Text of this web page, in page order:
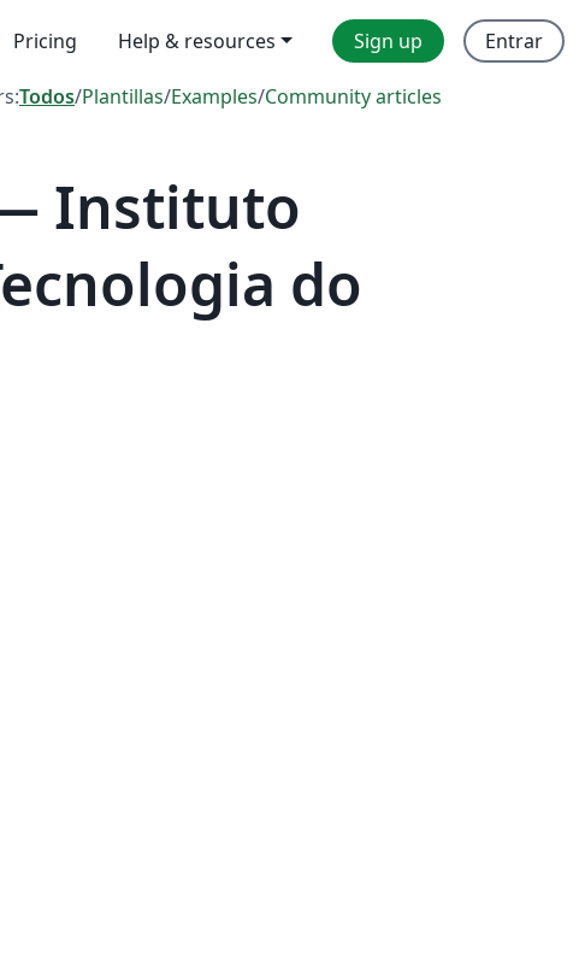
Pricing Help & resources Sign up Entrar
Todos/Plantillas/Examples/Community articles
Instituto
do